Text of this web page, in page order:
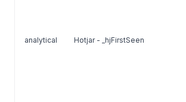
analytical Hotjar - _hjFirstSeen